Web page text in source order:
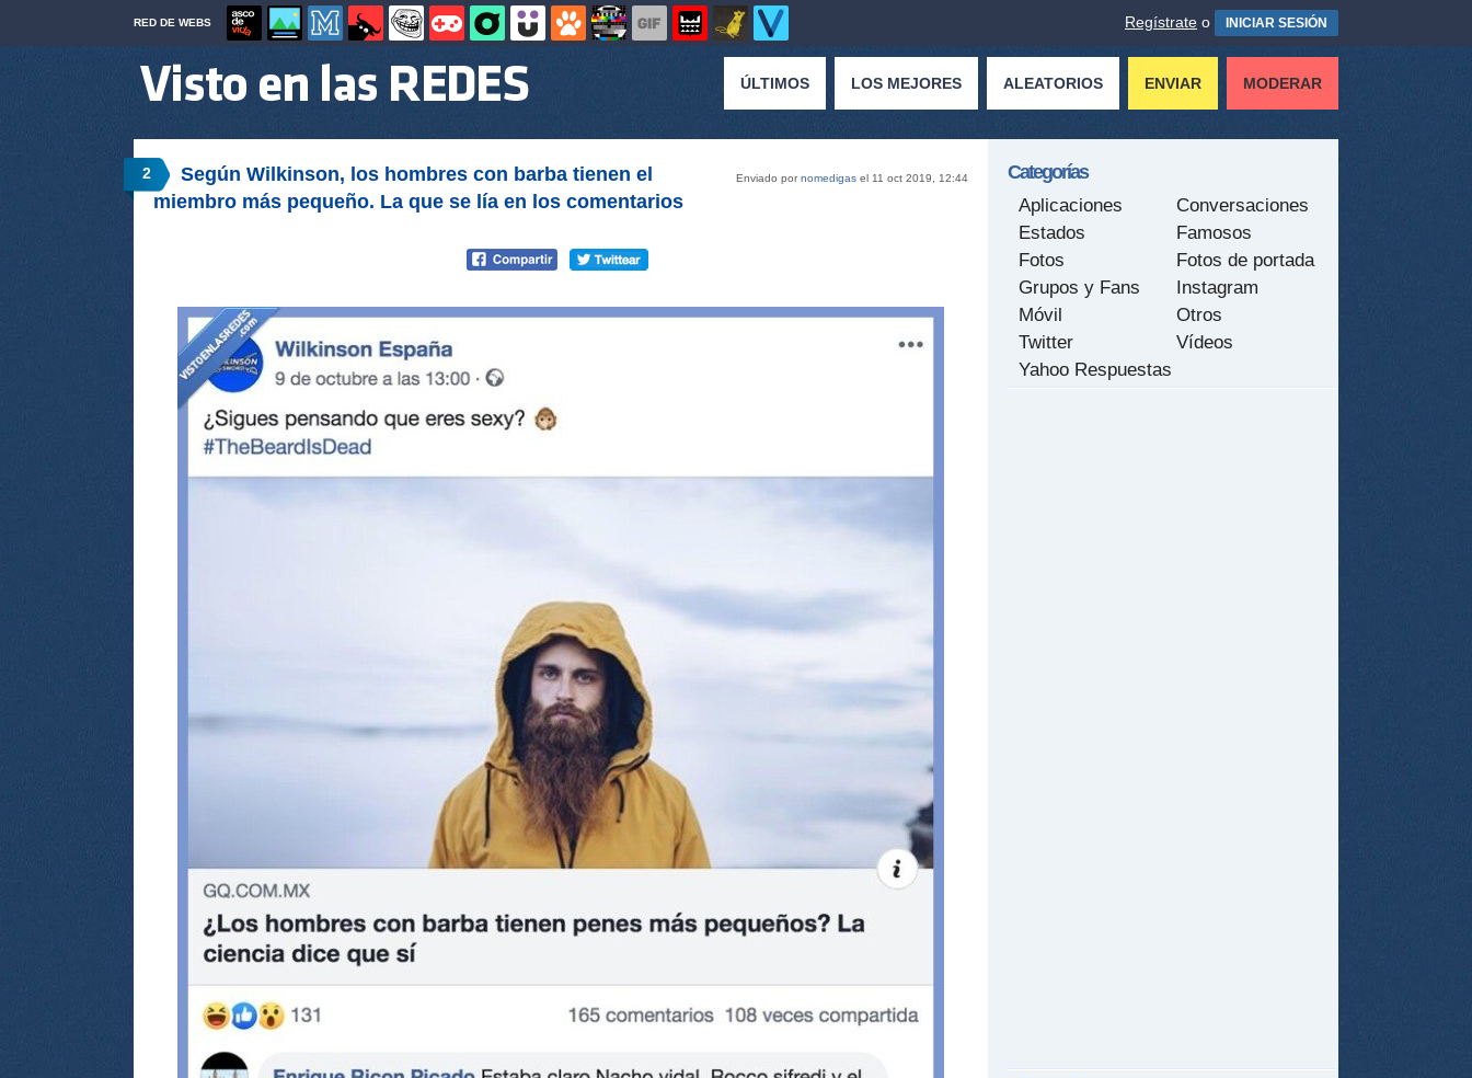
RED DE WEBS Regístrate o INICIAR SESIÓN
ÚLTIMOS LOS MEJORES ALEATORIOS ENVIAR MODERAR
2 Enviado pornomedigas el 11 oct 2019, 12:44
Según Wilkinson, los hombres con barba tienen el
miembro más pequeño. La que se lía en los comentarios
Categorías
Aplicaciones
Conversaciones
Estados
Famosos
Fotos
Fotos de portada
Grupos y Fans
Instagram
Móvil
Otros
Twitter
Vídeos
Yahoo Respuestas